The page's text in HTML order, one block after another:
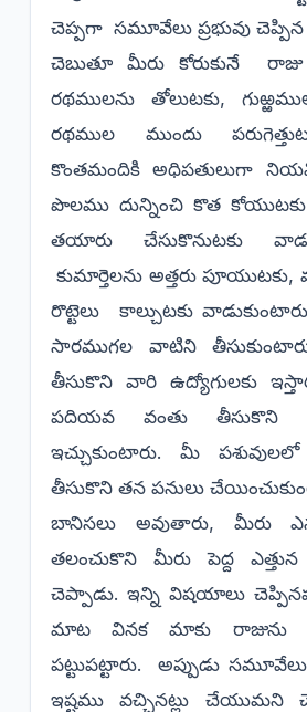
చెప్పగా సమూవేలు ప్రభువు
చెబుతూ మీరు కోరుకునే
రథములను తోలుటకు,
రథముల ముందు
కొంతమందికి అధిపతులుగా
పొలము దున్నించి కొత
తయారు చేసుకొనుటకు
కుమార్తెలను అత్తరు పూయుటకు,
రొట్టెలు కాల్చుటకు
సారముగల వాటిని
తీసుకొని వారి ఉద్యోగులకు
పదియవ వంతు తీసుకొని
ఇచ్చుకుంటారు. మీ
తీసుకొని తన పనులు
బానిసలు అవుతారు, మీరు
తలంచుకొని మీరు పెద్ద ఎత్తున
చెప్పాడు. ఇన్ని విషయాలు
మాట వినక మాకు
పట్టుపట్టారు. అప్పుడు
ఇష్టము వచ్చినట్లు చేయుమని